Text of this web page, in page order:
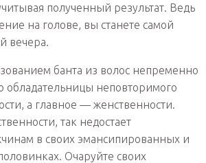
полученный результат. Ведь
на голове, вы станете самой
вечера.
банта из волос непременно
обладательницы неповторимого
а главное — женственности.
так недостает
в своих эмансипированных и
Очаруйте своих